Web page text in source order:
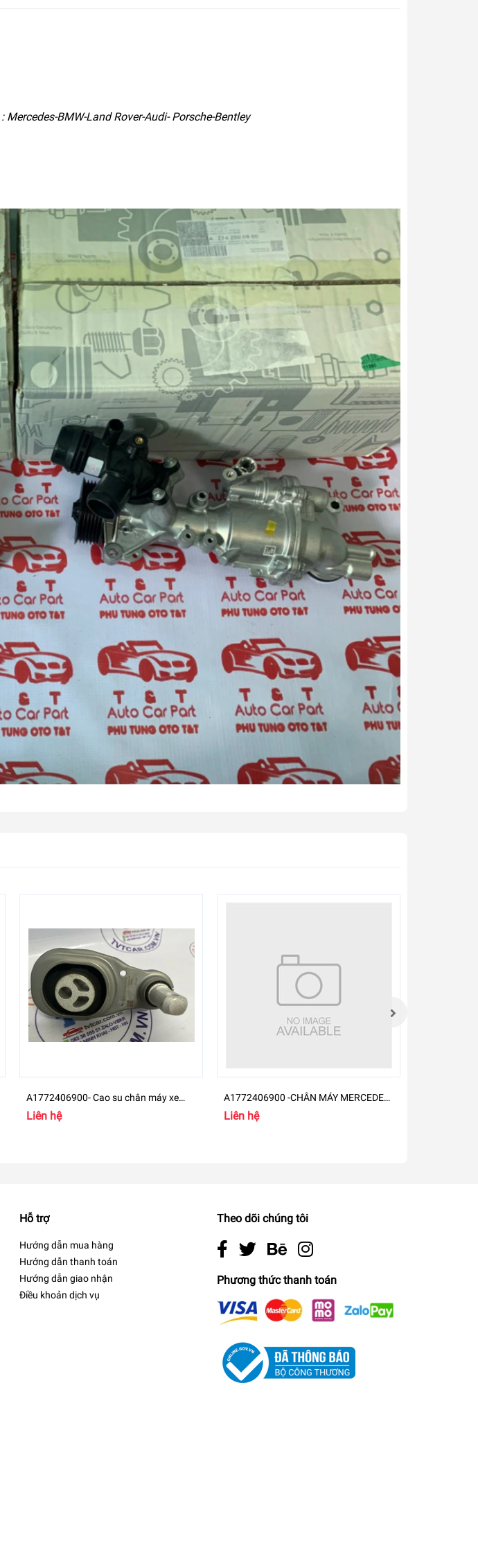
BMW-Land Rover-Audi- Porsche-Bentley
A1772406900- Cao su chân máy xe
Mercedes GLB Class
Liên hệ
A1772406900 -CHÂN MÁY MERCEDES-
BENZ GLB
Liên hệ
Hỗ trợ
Hướng dẫn mua hàng
Hướng dẫn thanh toán
Hướng dẫn giao nhận
Điều khoản dịch vụ
Theo dõi chúng tôi
Phương thức thanh toán